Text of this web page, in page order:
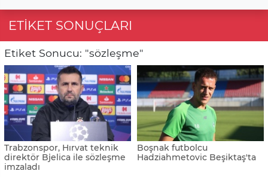
ETIKET SONUÇLARI
Etiket Sonucu: "sözleşme"
Trabzonspor, Hırvat teknik
direktör Bjelica ile sözleşme
imzaladı
Boşnak futbolcu
Hadziahmetovic Beşiktaş'ta